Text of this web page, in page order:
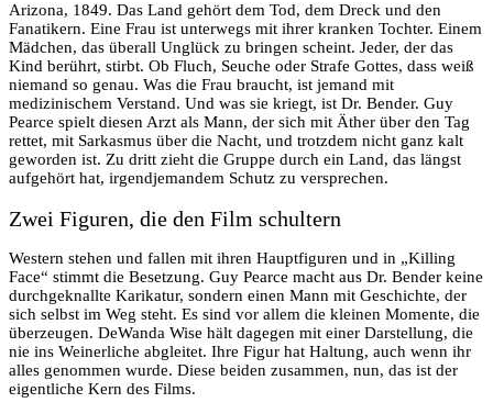
Arizona, 1849. Das Land gehört dem Tod, dem Dreck und den
Fanatikern. Eine Frau ist unterwegs mit ihrer kranken Tochter. Einem
Mädchen, das überall Unglück zu bringen scheint. Jeder, der das
Kind berührt, stirbt. Ob Fluch, Seuche oder Strafe Gottes, dass weiß
niemand so genau. Was die Frau braucht, ist jemand mit
medizinischem Verstand. Und was sie kriegt, ist Dr. Bender. Guy
Pearce spielt diesen Arzt als Mann, der sich mit Äther über den Tag
rettet, mit Sarkasmus über die Nacht, und trotzdem nicht ganz kalt
geworden ist. Zu dritt zieht die Gruppe durch ein Land, das längst
aufgehört hat, irgendjemandem Schutz zu versprechen.
Zwei Figuren, die den Film schultern
Western stehen und fallen mit ihren Hauptfiguren und in „Killing
Face“ stimmt die Besetzung. Guy Pearce macht aus Dr. Bender keine
durchgeknallte Karikatur, sondern einen Mann mit Geschichte, der
sich selbst im Weg steht. Es sind vor allem die kleinen Momente, die
überzeugen. DeWanda Wise hält dagegen mit einer Darstellung, die
nie ins Weinerliche abgleitet. Ihre Figur hat Haltung, auch wenn ihr
alles genommen wurde. Diese beiden zusammen, nun, das ist der
eigentliche Kern des Films.